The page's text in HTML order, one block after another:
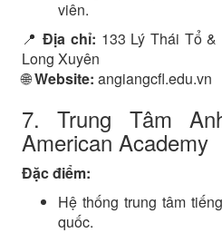
viên.
📍Địa chỉ: 133 Lý Thái Tổ
Long Xuyên
🌐Website: angiangcfl.edu.vn
7. Trung Tâm
American Academy
Đặc điểm:
Hệ thống trung tâm
quốc.